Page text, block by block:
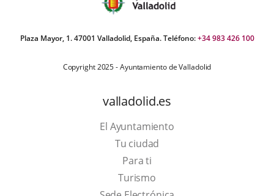
Plaza Mayor, 1. 47001 Valladolid, España. Teléfono:+34 983 426 100
Copyright 2025 - Ayuntamiento de Valladolid
valladolid.es
El Ayuntamiento
Tu ciudad
Para ti
TurismoThis